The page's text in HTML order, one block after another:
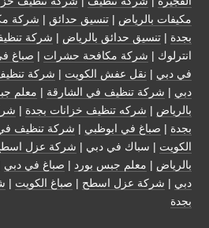
مكيفات بالرياض | تنسيق حدائق | شركة
بجدة | تنسيق حدائق بالرياض | شركة
انترلوك | شركة مكافحة حشرات | صباغ
في دبي | نقل عفش الكويت | شركة
دبي | شركة تنظيف في الشارقة | معلم
بالرياض | شركه تنظيف خزانات بجدة |
بجدة | صباغ في ابوظبي | شركة تنظيف
الكويت | سباك في دبي | شركة عزل
بالرياض | معلم جبس بورد | صباغ في دبي
دبي | شركة عزل اسطح | صباغ الكويت |
بجدة